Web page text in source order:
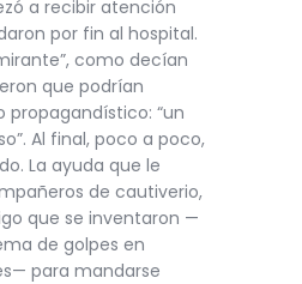
a recibir atención
por fin al hospital.
como decían
que podrían
“un
Al final, poco a poco,
La ayuda que le
de cautiverio,
que se inventaron —
de golpes en
para mandarse